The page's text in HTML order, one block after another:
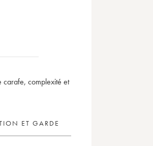
carafe, complexité et
ET GARDE